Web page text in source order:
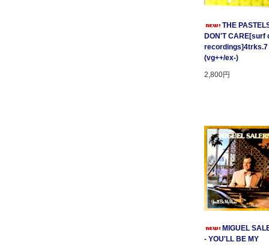
THE
DON'T CARE[surf
recordings]4trks.7
(vg++/ex-)
2,800円
MIGUEL
- YOU'LL BE MY